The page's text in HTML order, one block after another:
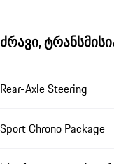
ძრავი,
Rear-Axle Steering
Sport Chrono Package